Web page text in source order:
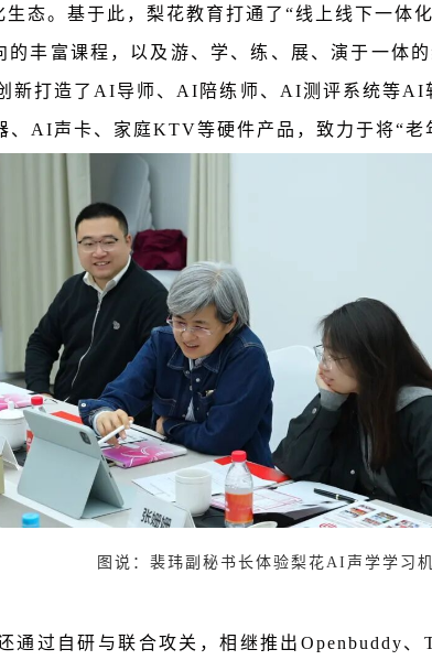
态。基于此，梨花教育打通了“线上线下一体
的丰富课程，以及游、学、练、展、演于一体
新打造了AI导师、AI陪练师、AI测评系统等AI
AI声卡、家庭KTV等硬件产品，致力于将“老
图说：裴玮副秘书长体验梨花AI声学学习机
通过自研与联合攻关，相继推出Openbuddy